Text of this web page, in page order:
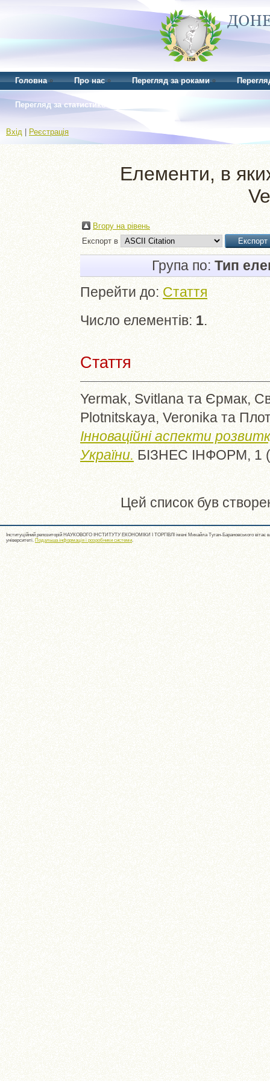
Головна Про нас Перегляд за роками
Перегляд за статистикою
Вхід Реєстрація
Елементи, в
Вгору на рівень
Експорт в
Група по: Тип
Перейти до: Стаття
Число елементів: 1.
Стаття
Yermak, Svitlana та Єрмак,
Plotnitskaya, Veronika та
Інноваційні аспекти
України. БІЗНЕС ІНФОРМ, 1
Цей список був
Інституційний репозиторій НАУКОВОГО ІНСТИТУТУ ЕКОНОМІКИ І ТОРГІВЛІ імені Михайла Туган-Барановського вітає
університеті. Подальша інформація і розробники системи